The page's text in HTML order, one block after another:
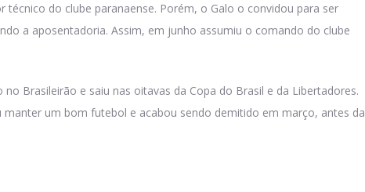
do clube paranaense. Porém, o Galo o convidou para ser
a aposentadoria. Assim, em junho assumiu o comando do clube
Brasileirão e saiu nas oitavas da Copa do Brasil e da Libertadores.
um bom futebol e acabou sendo demitido em março, antes da